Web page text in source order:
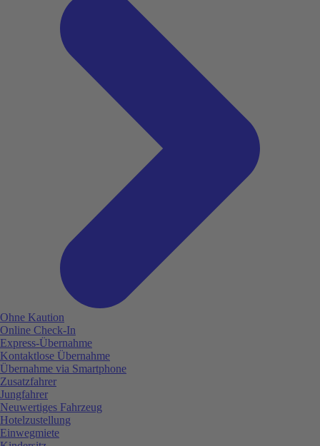
Ohne Kaution
Online Check-In
Express-Übernahme
Kontaktlose Übernahme
Übernahme via Smartphone
Zusatzfahrer
Jungfahrer
Neuwertiges Fahrzeug
Hotelzustellung
Einwegmiete